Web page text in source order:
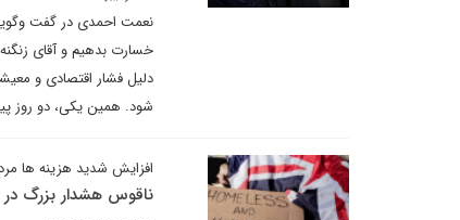
نعمت احمدی در گفت وگویی
خسارت بدهیم و آقای
دلیل فشار اقتصادی و
شود. همین یکی، دو روز
افزایش شدید هزینه ها
ناقوس هشدار بزرگ